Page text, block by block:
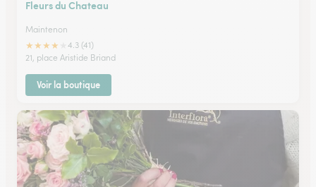
Fleurs du Chateau
Maintenon
★★★★
4.3 (41)
21, place Aristide Briand
Voir la boutique